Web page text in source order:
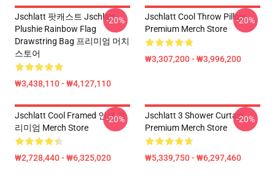
Jschlatt 팟캐스트 Jschlatt
Plushie Rainbow Flag
Drawstring Bag 프리미엄 머치
스토어
₩3,438,110 - ₩4,127,110
-20%
Jschlatt Cool Throw Pillow
Premium Merch Store
₩3,307,200 - ₩3,996,200
-20%
Jschlatt Cool Framed 인쇄 프
리미엄 Merch Store
₩2,728,440 - ₩6,325,020
-20%
Jschlatt 3 Shower Curtain
Premium Merch Store
₩5,339,750 - ₩6,297,460
-20%